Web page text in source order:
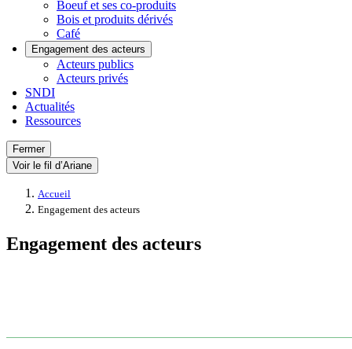
Boeuf et ses co-produits
Bois et produits dérivés
Café
Engagement des acteurs
Acteurs publics
Acteurs privés
SNDI
Actualités
Ressources
Fermer
Voir le fil d’Ariane
Accueil
Engagement des acteurs
Engagement des acteurs